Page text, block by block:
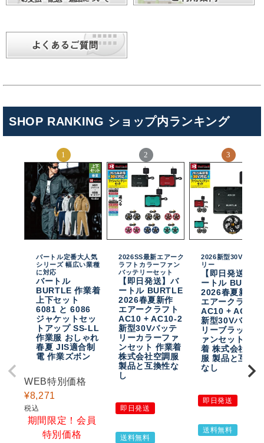
SHOP RANKING ショップ内ランキング
バートル定番大人気
シリーズ 幅広い業種
に対応
バートル
BURTLE 作業着
上下セット
6081 と 6086
ジャケットセッ
トアップ SS-LL
作業服 おしゃれ
春夏 JIS適合制
電 作業ズボン
WEB特別価格
¥8,271
税込
期間限定！会員
特別価格
2026SS最新エアーク
ラフトカラーファン
バッテリーセット
【即日発送】バ
ートル BURTLE
2026春夏新作
エアークラフト
AC10 + AC10-2
新型30Vバッテ
リーカラーファ
ンセット 作業着
株式会社空調服
製品と互換性な
し
即日発送
送料無料
2026新型30Vバッテ
リー
【即日発送】バ
ートル
2026春夏新作
エアークラフト
AC10 + AC10-
新型30Vバッテ
リーブラックフ
ァンセット 作業
着 株式会社空調
服 製品と互換性
なし
即日発送
送料無料